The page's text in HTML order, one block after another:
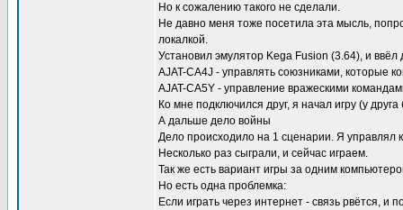
Но к сожалению такого не сделали.
Не давно меня тоже посетила эта мысль,
локалкой.
Установил эмулятор Kega Fusion (3.64), и ввёл
AJAT-CA4J - управлять союзниками, которые
AJAT-CA5Y - управление вражескими
Ко мне подключился друг, я начал игру (у
А дальше дело войны
Дело происxодило на 1 сценарии. Я управлял
Несколько раз сыграли, и сейчас играем.
Так же есть вариант игры за одним
Но есть одна проблемка:
Если играть через интернет - связь рвётся, и